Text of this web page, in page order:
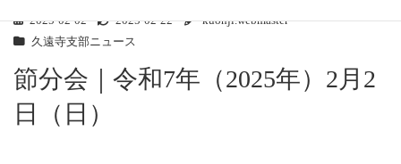
2025-02-02 2025-02-22
kuonji.webmaster
久遠寺支部ニュース
節分会｜令和7年（2025年）2月2
日（日）